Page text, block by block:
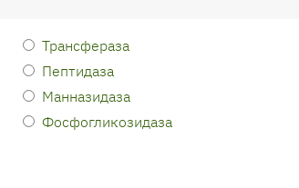
Трансфераза
Пептидаза
Манназидаза
Фосфогликозидаза